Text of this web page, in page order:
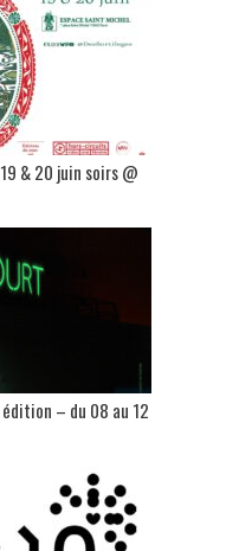
& 20 juin soirs @
– du 08 au 12